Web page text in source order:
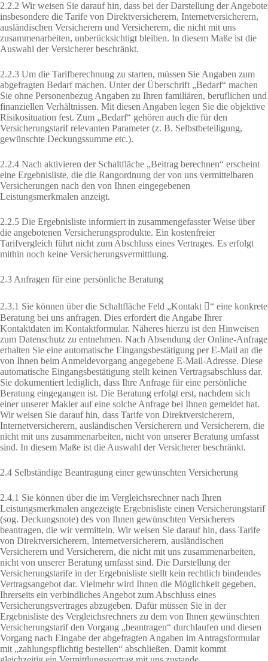
2.2.2 Wir weisen Sie darauf hin, dass bei der Darstellung der Angebote
insbesondere die Tarife von Direktversicherern, Internetversicherern,
ausländischen Versicherern und Versicherern, die nicht mit uns
zusammenarbeiten, unberücksichtigt bleiben. In diesem Maße ist die
Auswahl der Versicherer beschränkt.
2.2.3 Um die Tarifberechnung zu starten, müssen Sie Angaben zum
abgefragten Bedarf machen. Unter der Überschrift „Bedarf“ machen
Sie ohne Personenbezug Angaben zu Ihren familiären, beruflichen und
finanziellen Verhältnissen. Mit diesen Angaben legen Sie die objektive
Risikosituation fest. Zum „Bedarf“ gehören auch die für den
Versicherungstarif relevanten Parameter (z. B. Selbstbeteiligung,
gewünschte Deckungssumme etc.).
2.2.4 Nach aktivieren der Schaltfläche „Beitrag berechnen“ erscheint
eine Ergebnisliste, die die Rangordnung der von uns vermittelbaren
Versicherungen nach den von Ihnen eingegebenen
Leistungsmerkmalen anzeigt.
2.2.5 Die Ergebnisliste informiert in zusammengefasster Weise über
die angebotenen Versicherungsprodukte. Ein kostenfreier
Tarifvergleich führt nicht zum Abschluss eines Vertrages. Es erfolgt
mithin noch keine Versicherungsvermittlung.
2.3 Anfragen für eine persönliche Beratung
2.3.1 Sie können über die Schaltfläche Feld „Kontakt “ eine konkrete
Beratung bei uns anfragen. Dies erfordert die Angabe Ihrer
Kontaktdaten im Kontaktformular. Näheres hierzu ist den Hinweisen
zum Datenschutz zu entnehmen. Nach Absendung der Online-Anfrage
erhalten Sie eine automatische Eingangsbestätigung per E-Mail an die
von Ihnen beim Anmeldevorgang angegebene E-Mail-Adresse. Diese
automatische Eingangsbestätigung stellt keinen Vertragsabschluss dar.
Sie dokumentiert lediglich, dass Ihre Anfrage für eine persönliche
Beratung eingegangen ist. Die Beratung erfolgt erst, nachdem sich
einer unserer Makler auf eine solche Anfrage bei Ihnen gemeldet hat.
Wir weisen Sie darauf hin, dass Tarife von Direktversicherern,
Internetversicherern, ausländischen Versicherern und Versicherern, die
nicht mit uns zusammenarbeiten, nicht von unserer Beratung umfasst
sind. In diesem Maße ist die Auswahl der Versicherer beschränkt.
2.4 Selbständige Beantragung einer gewünschten Versicherung
2.4.1 Sie können über die im Vergleichsrechner nach Ihren
Leistungsmerkmalen angezeigte Ergebnisliste einen Versicherungstarif
(sog. Deckungsnote) des von Ihnen gewünschten Versicherers
beantragen, die wir vermitteln. Wir weisen Sie darauf hin, dass Tarife
von Direktversicherern, Internetversicherern, ausländischen
Versicherern und Versicherern, die nicht mit uns zusammenarbeiten,
nicht von unserer Beratung umfasst sind. Die Darstellung der
Versicherungstarife in der Ergebnisliste stellt kein rechtlich bindendes
Vertragsangebot dar. Vielmehr wird Ihnen die Möglichkeit gegeben,
Ihrerseits ein verbindliches Angebot zum Abschluss eines
Versicherungsvertrages abzugeben. Dafür müssen Sie in der
Ergebnisliste des Vergleichsrechners zu dem von Ihnen gewünschten
Versicherungstarif den Vorgang „beantragen“ durchlaufen und diesen
Vorgang nach Eingabe der abgefragten Angaben im Antragsformular
mit „zahlungspflichtig bestellen“ abschließen. Damit kommt